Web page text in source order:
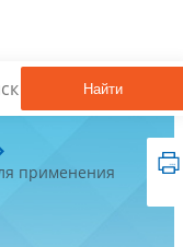
Найти
применения